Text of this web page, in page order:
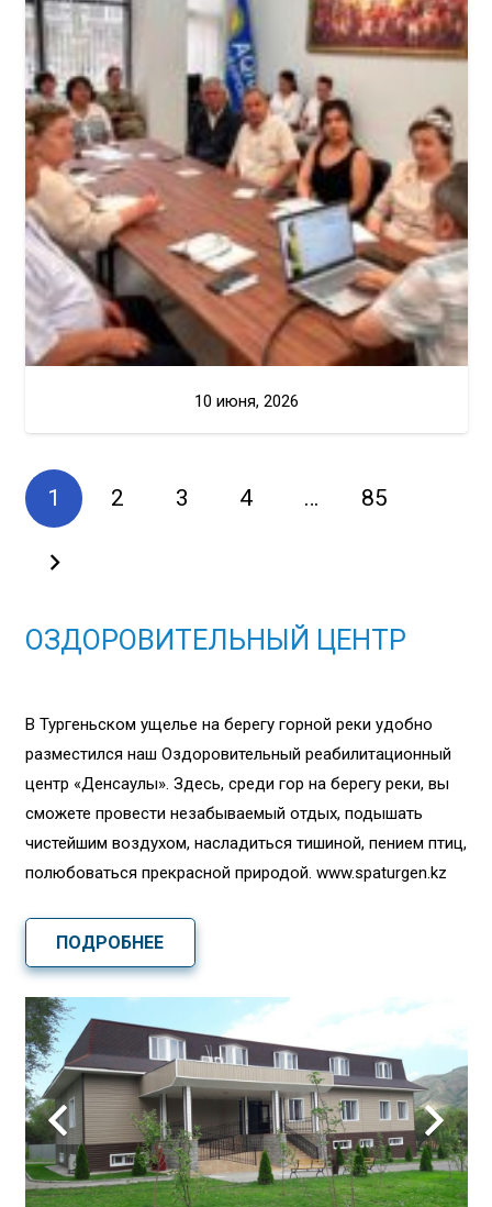
10 июня, 2026
1 2 3 4 … 85
ОЗДОРОВИТЕЛЬНЫЙ ЦЕНТР
В Тургеньском ущелье на берегу горной реки удобно
разместился наш Оздоровительный реабилитационный
центр «Денсаулық». Здесь, среди гор на берегу реки, вы
сможете провести незабываемый отдых, подышать
чистейшим воздухом, насладиться тишиной, пением птиц,
полюбоваться прекрасной природой. www.spaturgen.kz
ПОДРОБНЕЕ